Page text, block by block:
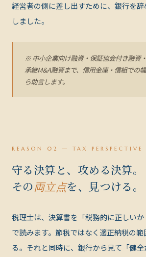
経営者の側に差し出すために、銀行を辞
しました。
※ 中小企業向け融資・保証協会付き融資
承継M&A融資まで、信用金庫・信組での
ら助言します。
REASON 02 — TAX PERSPECTIVE
守る決算と、攻める決算。
その両立点を、見つける。
税理士は、決算書を「税務的に正しい
で読みます。節税ではなく適正納税の範
る。それと同時に、銀行から見て「健